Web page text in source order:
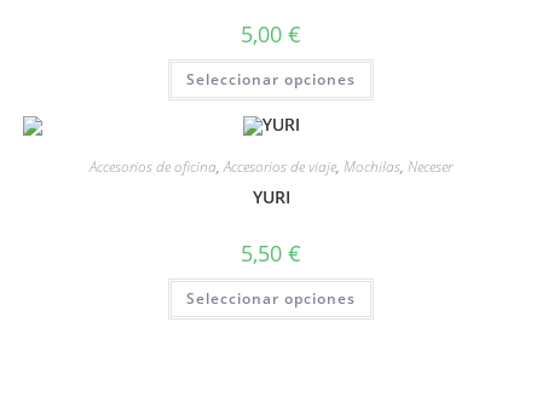
5,00 €
Seleccionar opciones
Accesorios de oficina,Accesorios de viaje, Mochilas, Neceser
YURI
5,50 €
Seleccionar opciones